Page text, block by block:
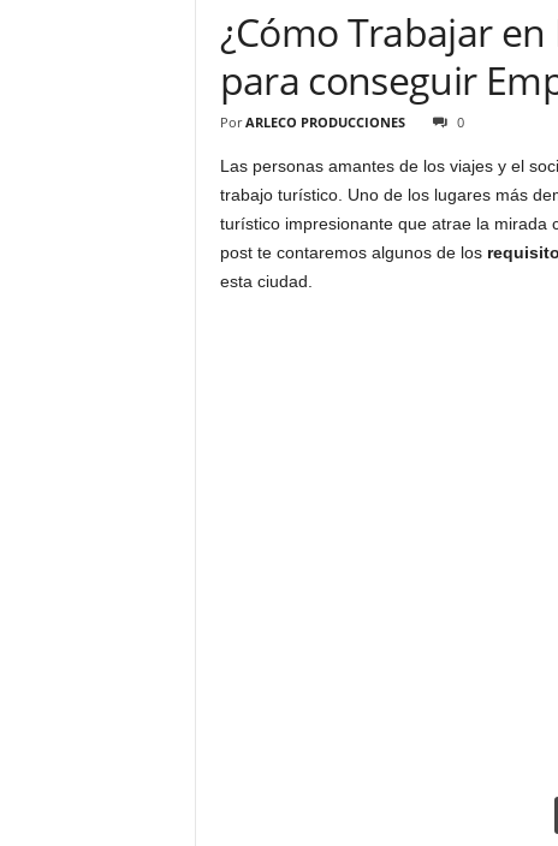
¿Cómo Trabajar
para conseguir
Por ARLECO PRODUCCIONES 0
Las personas amantes de los viajes y el
trabajo turístico. Uno de los lugares más
turístico impresionante que atrae la mirada
post te contaremos algunos de los
esta ciudad.